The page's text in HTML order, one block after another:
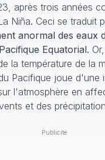
après trois années
Niña. Ceci se traduit
anormal des eaux
Equatorial.
la température de la
Pacifique joue d'une
l'atmosphère en
et des